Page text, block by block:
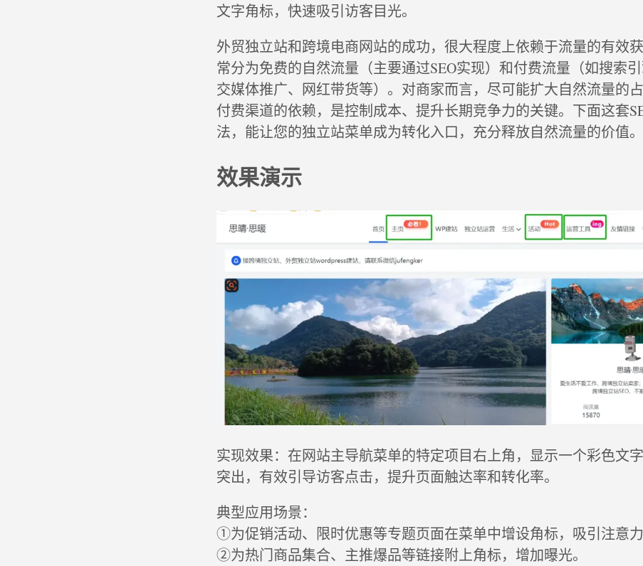
文字角标，快速吸引访客目光。
外贸独立站和跨境电商网站的成功，很大程度上依赖于流量的有效
常分为免费的自然流量（主要通过SEO实现）和付费流量（如搜索
交媒体推广、网红带货等）。对商家而言，尽可能扩大自然流量的
付费渠道的依赖，是控制成本、提升长期竞争力的关键。下面这套
法，能让您的独立站菜单成为转化入口，充分释放自然流量的价值。
效果演示
实现效果：在网站主导航菜单的特定项目右上角，显示一个彩色文
突出，有效引导访客点击，提升页面触达率和转化率。
典型应用场景：
①为促销活动、限时优惠等专题页面在菜单中增设角标，吸引注意力
②为热门商品集合、主推爆品等链接附上角标，增加曝光。